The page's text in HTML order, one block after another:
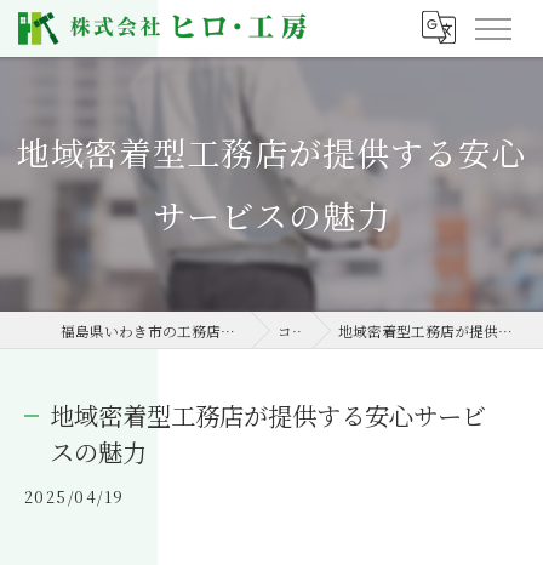
地域密着型工務店が提供する安心
サービスの魅力
福島県いわき市の工務店なら株式会社ヒロ・工房 コラム 地域密着型工務店が提供する安心サービスの魅力
地域密着型工務店が提供する安心サービ
スの魅力
2025/04/19